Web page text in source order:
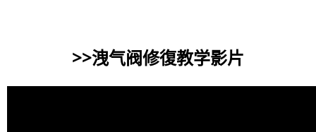
>>洩气阀修復教学影片